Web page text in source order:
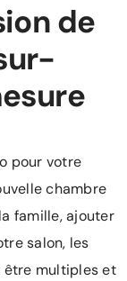
de
pour votre
chambre
famille, ajouter
salon, les
être multiples et